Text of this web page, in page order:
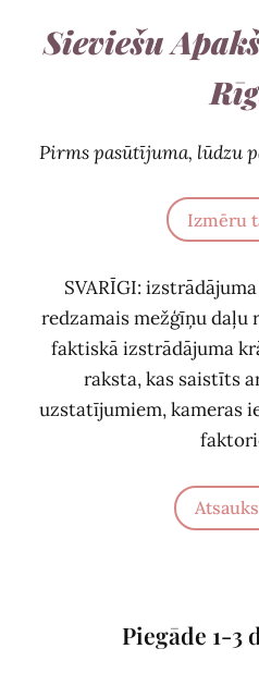
Sieviešu
Pirms pasūtījuma, lūdzu
Izmēru
SVARĪGI:
redzamais mežģīņu daļu
faktiskā izstrādājuma
raksta, kas saistīts
uzstatījumiem, kameras
Piegāde 1-3